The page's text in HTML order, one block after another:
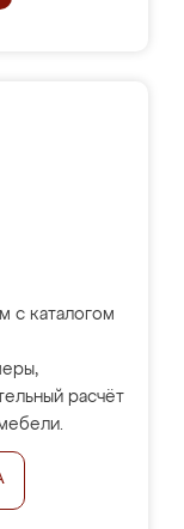
с каталогом
расчёт